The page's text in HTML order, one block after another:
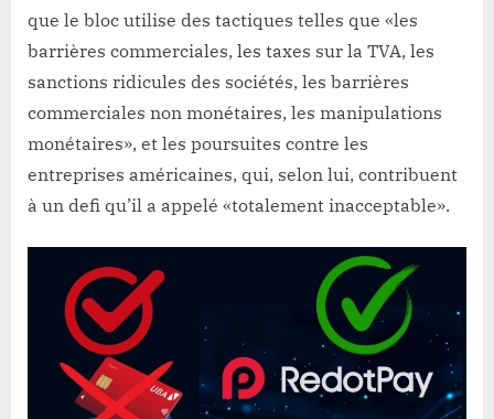
que le bloc utilise des tactiques telles que «les
barrières commerciales, les taxes sur la TVA, les
sanctions ridicules des sociétés, les barrières
commerciales non monétaires, les manipulations
monétaires», et les poursuites contre les
entreprises américaines, qui, selon lui, contribuent
à un defi qu’il a appelé «totalement inacceptable».